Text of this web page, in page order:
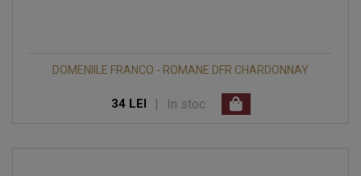
DOMENIILE FRANCO - ROMANE DFR CHARDONNAY
34 LEI | In stoc